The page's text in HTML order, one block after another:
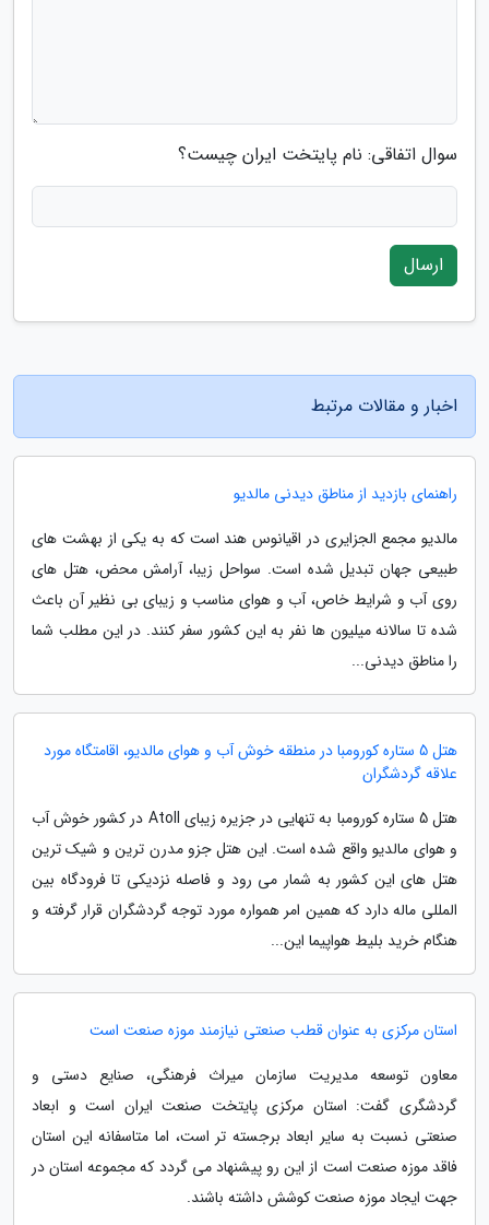
سوال اتفاقی: نام پایتخت ایران چیست؟
ارسال
اخبار و مقالات مرتبط
راهنمای بازدید از مناطق دیدنی مالدیو
مالدیو مجمع الجزایری در اقیانوس هند است که به یکی از بهشت های
طبیعی جهان تبدیل شده است. سواحل زیبا، آرامش محض، هتل های
روی آب و شرایط خاص، آب و هوای مناسب و زیبای بی نظیر آن باعث
شده تا سالانه میلیون ها نفر به این کشور سفر کنند. در این مطلب شما
را مناطق دیدنی...
هتل 5 ستاره کورومبا در منطقه خوش آب و هوای مالدیو، اقامتگاه مورد
علاقه گردشگران
هتل 5 ستاره کورومبا به تنهایی در جزیره زیبای Atoll در کشور خوش آب
و هوای مالدیو واقع شده است. این هتل جزو مدرن ترین و شیک ترین
هتل های این کشور به شمار می رود و فاصله نزدیکی تا فرودگاه بین
المللی ماله دارد که همین امر همواره مورد توجه گردشگران قرار گرفته و
هنگام خرید بلیط هواپیما این...
استان مرکزی به عنوان قطب صنعتی نیازمند موزه صنعت است
معاون توسعه مدیریت سازمان میراث فرهنگی، صنایع دستی و
گردشگری گفت: استان مرکزی پایتخت صنعت ایران است و ابعاد
صنعتی نسبت به سایر ابعاد برجسته تر است، اما متاسفانه این استان
فاقد موزه صنعت است از این رو پیشنهاد می گردد که مجموعه استان در
جهت ایجاد موزه صنعت کوشش داشته باشند.